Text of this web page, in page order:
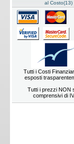
al Costo(13)
Tutti i Costi
esposti
Tutti i prezzi NON
comprensivi di